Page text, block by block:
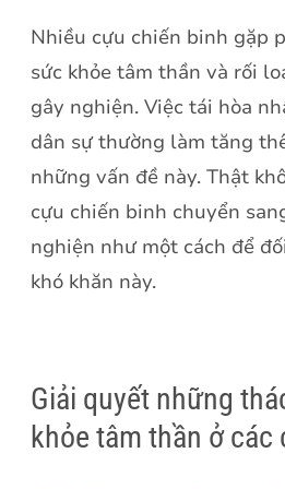
Nhiều cựu chiến binh gặp
sức khỏe tâm thần và rối
gây nghiện. Việc tái hòa
dân sự thường làm tăng
những vấn đề này. Thật
cựu chiến binh chuyển
nghiện như một cách để
khó khăn này.
Giải quyết những
khỏe tâm thần ở các